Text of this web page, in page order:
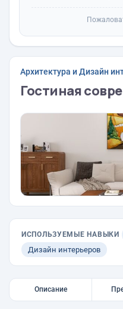
Архитектура и Дизайн
Гостиная
ИСПОЛЬЗУЕМЫЕ НАВЫКИ
Дизайн интерьеров
Описание